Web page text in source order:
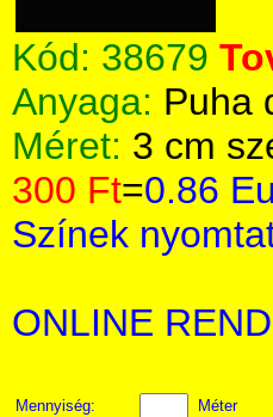
Kód: 38679
Anyaga: Puha
Méret: 3 cm
300 Ft=0.86
Színek
ONLINE
Mennyiség:
Méter